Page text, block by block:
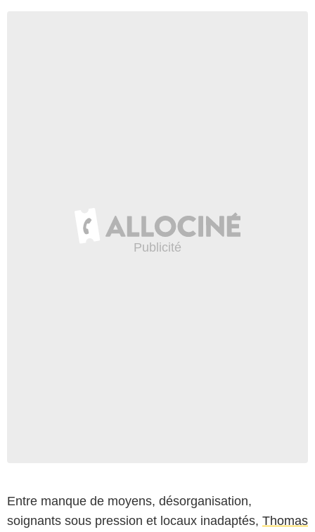
Entre manque de moyens, désorganisation,
soignants sous pression et locaux inadaptés, Thomas